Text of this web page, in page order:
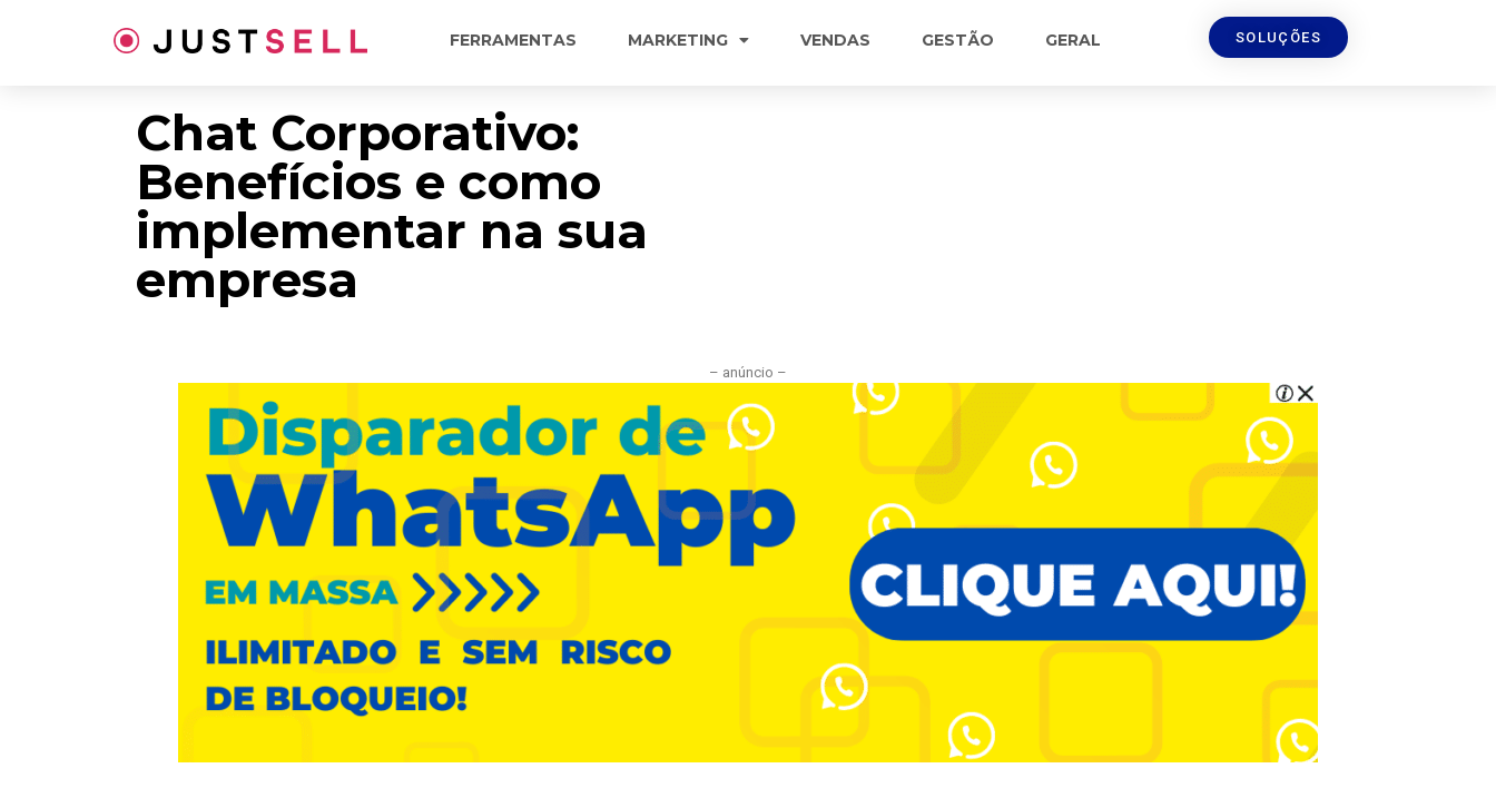
FERRAMENTAS MARKETING VENDAS GESTÃO GERAL SOLUÇÕES
Chat Corporativo:
Benefícios e como
implementar na sua
empresa
– anúncio –